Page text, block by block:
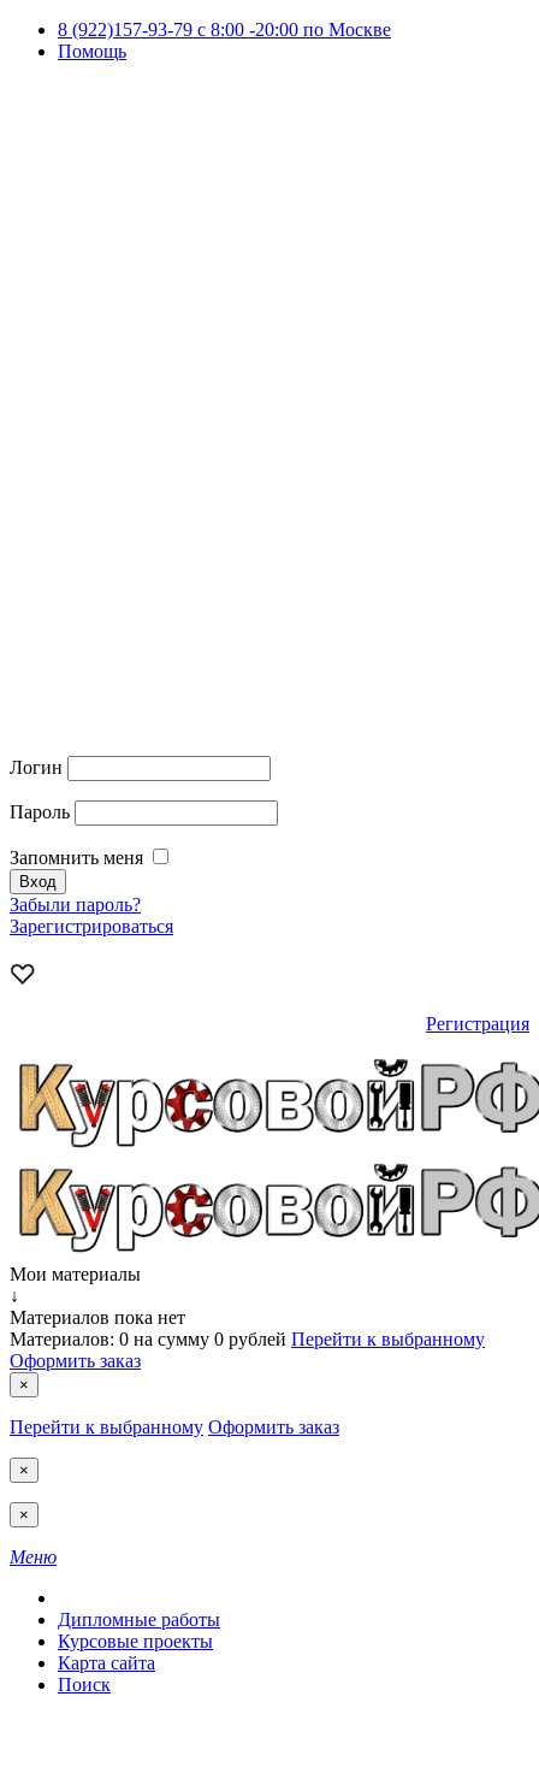
8 (922)157-93-79 c 8:00 -20:00 по Москве
Помощь
Логин
Пароль
Запомнить меня
Забыли пароль?
Зарегистрироваться
Регистрация
Мои материалы
↓
Материалов пока нет
Материалов: 0 на сумму 0 рублей Перейти к выбранному
Оформить заказ
×
Перейти к выбранному Оформить заказ
×
×
Меню
Дипломные работы
Курсовые проекты
Карта сайта
Поиск